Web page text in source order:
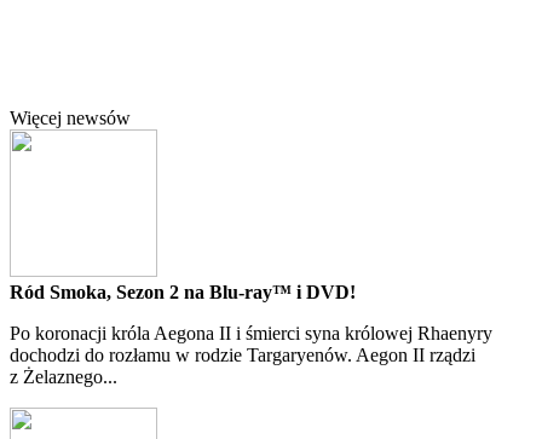
Więcej newsów
Ród Smoka, Sezon 2 na Blu-ray™ i DVD!
Po koronacji króla Aegona II i śmierci syna królowej Rhaenyry
dochodzi do rozłamu w rodzie Targaryenów. Aegon II rządzi
z Żelaznego...